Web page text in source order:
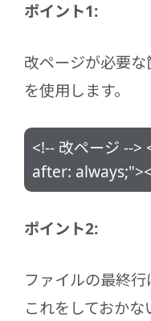
ポイント1:
改ページが必要
を使用します。
<!-- 改ページ --
after:
ポイント2:
ファイルの最終行
これをしておか